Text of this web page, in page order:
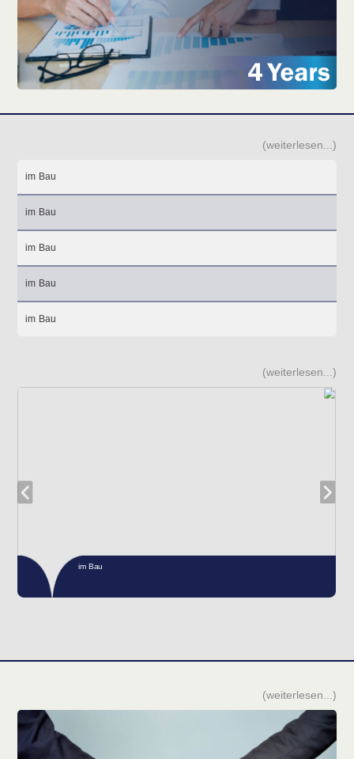
(weiterlesen...)
im Bau
im Bau
im Bau
im Bau
im Bau
(weiterlesen...)
(weiterlesen...)